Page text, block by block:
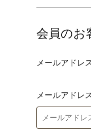
会員のお
メールアドレ
メールアドレ